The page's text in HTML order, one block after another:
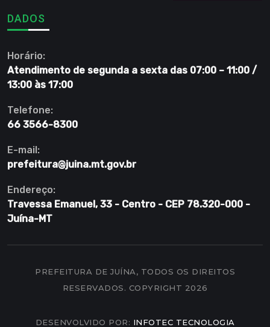
DADOS
Horário:
Atendimento de segunda a sexta das 07:00 – 11:00 /
13:00 às 17:00
Telefone:
66 3566-8300
E-mail:
prefeitura@juina.mt.gov.br
Endereço:
Travessa Emanuel, 33 - Centro - CEP 78.320-000 -
Juína-MT
PREFEITURA DE JUÍNA, TODOS OS DIREITOS
RESERVADOS. COPYRIGHT 2026
DESENVOLVIDO POR: INFOTEC TECNOLOGIA